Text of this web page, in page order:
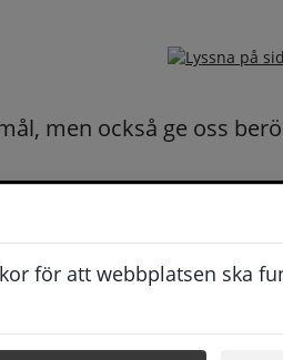
för att webbplatsen ska
men också ge oss
nedanför. Vill du att vi
När du skriver in din
hjälpa dig bättre.
svarstiden beror givetvis på